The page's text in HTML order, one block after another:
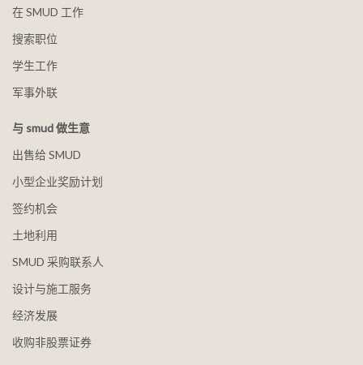
在 SMUD 工作
搜索职位
学生工作
军事外联
与 smud 做生意
出售给 SMUD
小型企业奖励计划
签约机会
土地利用
SMUD 采购联系人
设计与施工服务
经济发展
收购非股票证券